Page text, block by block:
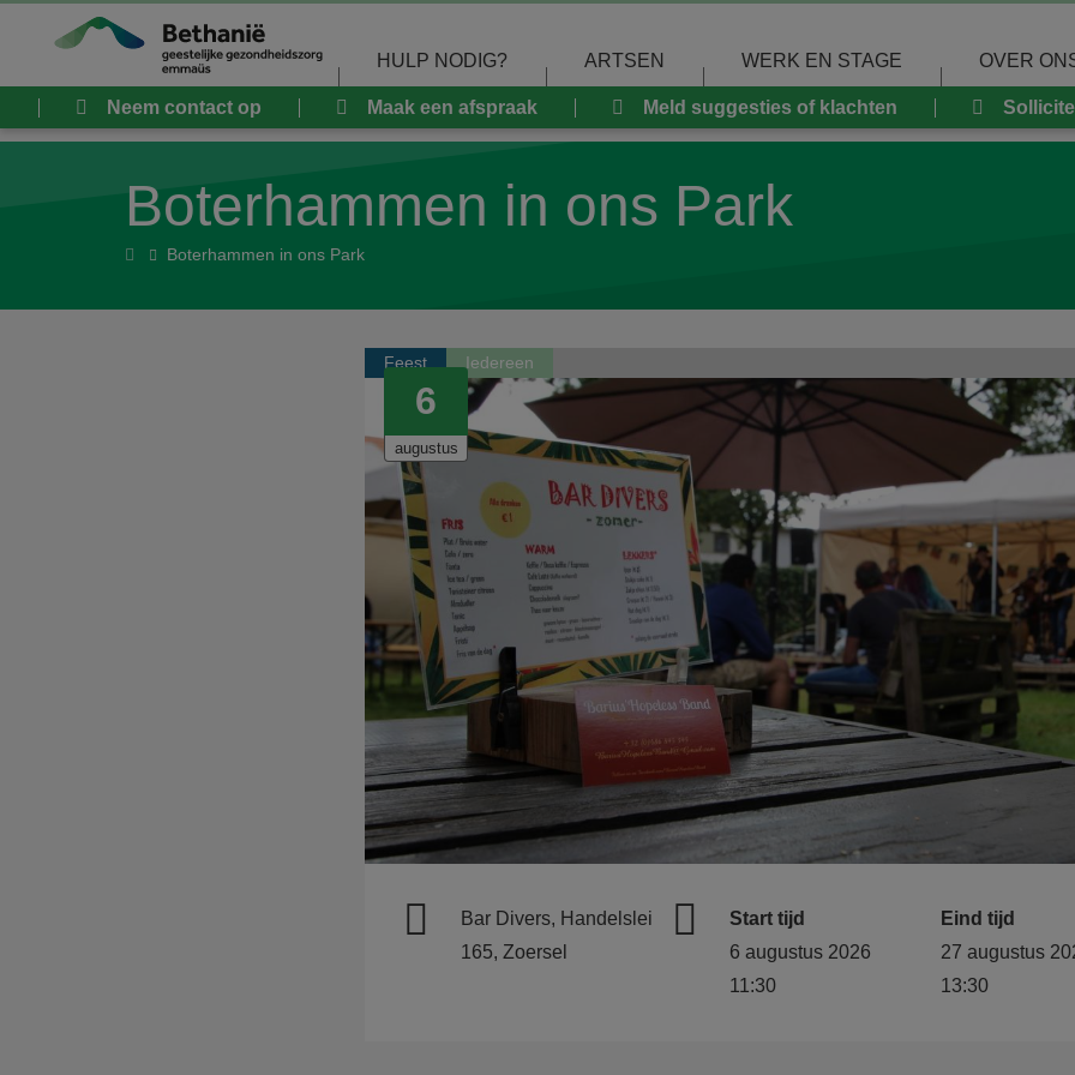
HULP NODIG? ARTSEN WERK EN STAGE OVER
Neem contact op Maak een afspraak Meld suggesties of klachten
Boterhammen in ons Park
HomeBoterhammen in ons Park
6
augustus
2026
Feest Iedereen
Bar Divers, Handelslei
165, Zoersel
Start tijd
6 augustus 2026
11:30
Eind tijd
27 augustus
13:30